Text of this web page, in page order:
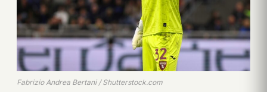
Fabrizio Andrea Bertani / Shutterstock.com